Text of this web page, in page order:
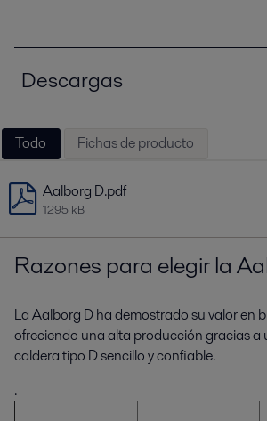
Descargas
Todo Fichas de producto
Aalborg D.pdf
1295 kB
Razones para elegir la
La Aalborg D ha demostrado su valor en
ofreciendo una alta producción gracias a
caldera tipo D sencillo y confiable.
.